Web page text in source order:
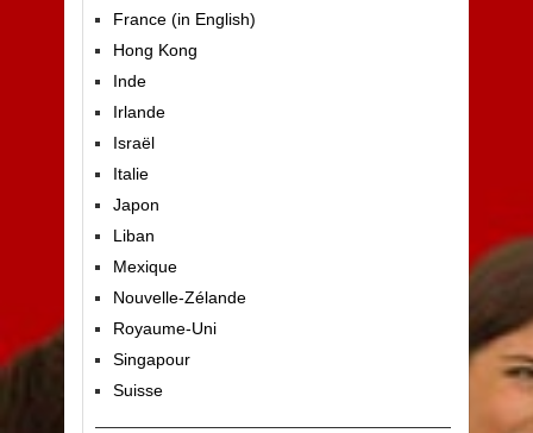
France (in English)
Hong Kong
Inde
Irlande
Israël
Italie
Japon
Liban
Mexique
Nouvelle-Zélande
Royaume-Uni
Singapour
Suisse